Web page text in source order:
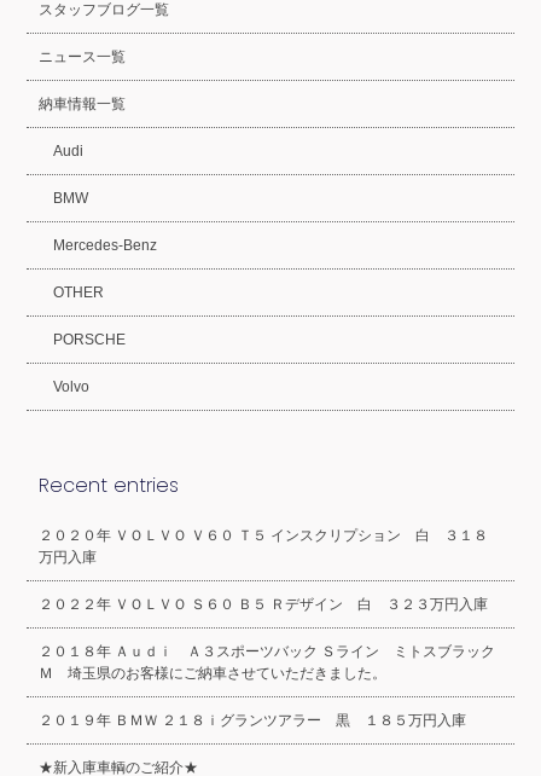
スタッフブログ一覧
ニュース一覧
納車情報一覧
Audi
BMW
Mercedes-Benz
OTHER
PORSCHE
Volvo
Recent entries
２０２０年 ＶＯＬＶＯ Ｖ６０ Ｔ５ インスクリプション 白 ３１８
万円入庫
２０２２年 ＶＯＬＶＯ Ｓ６０ Ｂ５ Ｒデザイン 白 ３２３万円入庫
２０１８年 Ａｕｄｉ Ａ３スポーツバック Ｓライン ミトスブラック
Ｍ 埼玉県のお客様にご納車させていただきました。
２０１９年 ＢＭＷ ２１８ｉグランツアラー 黒 １８５万円入庫
★新入庫車輌のご紹介★